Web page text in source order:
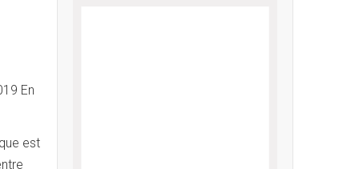
En
est